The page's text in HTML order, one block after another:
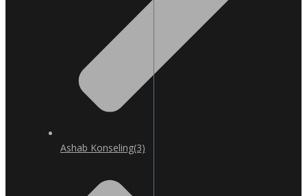
Ashab Konseling(3)